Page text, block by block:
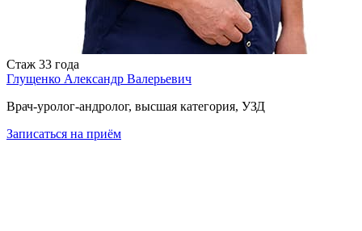
Стаж 33 года
Глущенко Александр Валерьевич
Врач-уролог-андролог, высшая категория, УЗД
Записаться на приём